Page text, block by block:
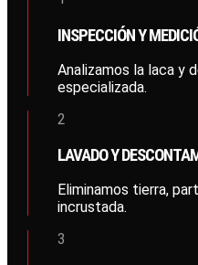
INSPECCIÓN Y
Analizamos la laca y
especializada.
2
LAVADO Y
Eliminamos tierra,
incrustada.
3